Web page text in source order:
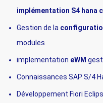
implémentation S4 hana
Gestion de la
modules
implementation eWM
Connaissances SAP S/4
Développement Fiori